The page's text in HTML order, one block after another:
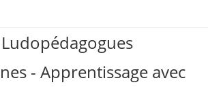
- Apprentissage avec